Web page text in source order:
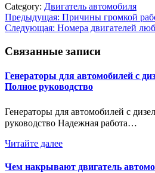
Category: Двигатель автомобиля
Навигация
по
записям
Предыдущая: Причины громкой
Следующая: Номера двигателей
Связанные записи
Генераторы для автомобилей с
Полное руководство
Генераторы для автомобилей с
руководство Надежная работа…
Читайте далее
Чем накрывают двигатель